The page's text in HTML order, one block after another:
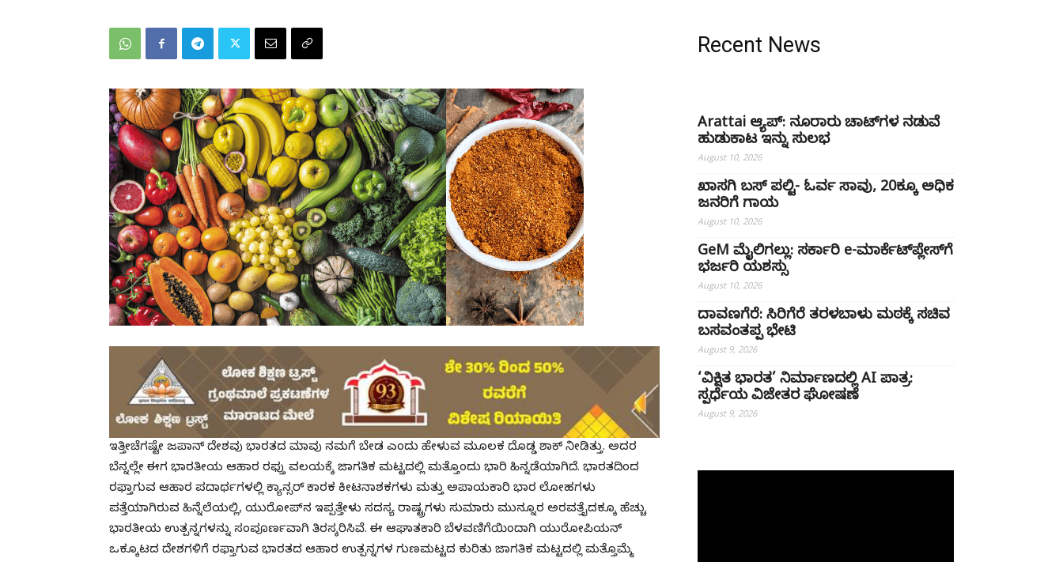
ಇತ್ತೀಚೆಗಷ್ಟೇ ಜಪಾನ್ ದೇಶವು ಭಾರತದ ಮಾವು ನಮಗೆ ಬೇಡ ಎಂದು ಹೇಳುವ ಮೂಲಕ ದೊಡ್ಡ ಶಾಕ್ ನೀಡಿತ್ತು. ಅದರ
ಬೆನ್ನಲ್ಲೇ ಈಗ ಭಾರತೀಯ ಆಹಾರ ರಫ್ತು ವಲಯಕ್ಕೆ ಜಾಗತಿಕ ಮಟ್ಟದಲ್ಲಿ ಮತ್ತೊಂದು ಭಾರಿ ಹಿನ್ನಡೆಯಾಗಿದೆ. ಭಾರತದಿಂದ
ರಫ್ತಾಗುವ ಆಹಾರ ಪದಾರ್ಥಗಳಲ್ಲಿ ಕ್ಯಾನ್ಸರ್ ಕಾರಕ ಕೀಟನಾಶಕಗಳು ಮತ್ತು ಅಪಾಯಕಾರಿ ಭಾರ ಲೋಹಗಳು
ಪತ್ತೆಯಾಗಿರುವ ಹಿನ್ನೆಲೆಯಲ್ಲಿ, ಯುರೋಪ್‌ನ ಇಪ್ಪತ್ತೇಳು ಸದಸ್ಯ ರಾಷ್ಟ್ರಗಳು ಸುಮಾರು ಮುನ್ನೂರ ಅರವತ್ತೈದಕ್ಕೂ ಹೆಚ್ಚು
ಭಾರತೀಯ ಉತ್ಪನ್ನಗಳನ್ನು ಸಂಪೂರ್ಣವಾಗಿ ತಿರಸ್ಕರಿಸಿವೆ. ಈ ಆಘಾತಕಾರಿ ಬೆಳವಣಿಗೆಯಿಂದಾಗಿ ಯುರೋಪಿಯನ್
ಒಕ್ಕೂಟದ ದೇಶಗಳಿಗೆ ರಫ್ತಾಗುವ ಭಾರತದ ಆಹಾರ ಉತ್ಪನ್ನಗಳ ಗುಣಮಟ್ಟದ ಕುರಿತು ಜಾಗತಿಕ ಮಟ್ಟದಲ್ಲಿ ಮತ್ತೊಮ್ಮೆ
Recent News
Arattai ಆ್ಯಪ್: ನೂರಾರು ಚಾಟ್‌ಗಳ ನಡುವೆ
ಹುಡುಕಾಟ ಇನ್ನು ಸುಲಭ
August 10, 2026
ಖಾಸಗಿ ಬಸ್ ಪಲ್ಟಿ- ಓರ್ವ ಸಾವು, 20ಕ್ಕೂ ಅಧಿಕ
ಜನರಿಗೆ ಗಾಯ
August 10, 2026
GeM ಮೈಲಿಗಲ್ಲು: ಸರ್ಕಾರಿ e-ಮಾರ್ಕೆಟ್‌ಪ್ಲೇಸ್‌ಗೆ
ಭರ್ಜರಿ ಯಶಸ್ಸು
August 10, 2026
ದಾವಣಗೆರೆ: ಸಿರಿಗೆರೆ ತರಳಬಾಳು ಮಠಕ್ಕೆ ಸಚಿವ
ಬಸವಂತಪ್ಪ ಭೇಟಿ
August 9, 2026
‘ವಿಕ್ಷಿತ ಭಾರತ’ ನಿರ್ಮಾಣದಲ್ಲಿ AI ಪಾತ್ರ:
ಸ್ಪರ್ಧೆಯ ವಿಜೇತರ ಘೋಷಣೆ
August 9, 2026